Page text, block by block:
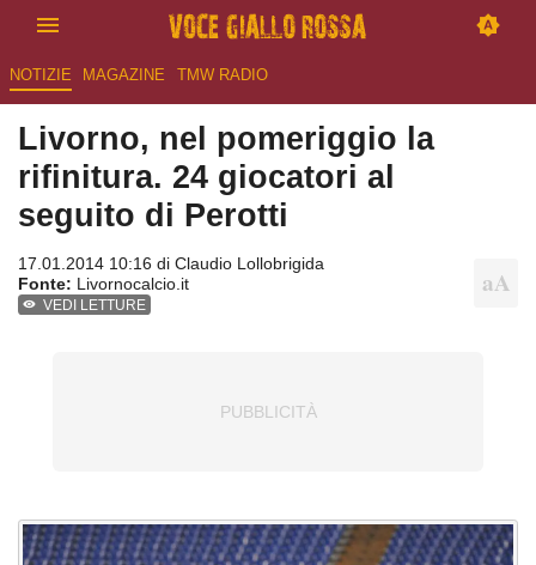
NOTIZIE MAGAZINE TMW RADIO
Livorno, nel pomeriggio la
rifinitura. 24 giocatori al
seguito di Perotti
17.01.2014 10:16 di Claudio Lollobrigida
Fonte: Livornocalcio.it
VEDI LETTURE